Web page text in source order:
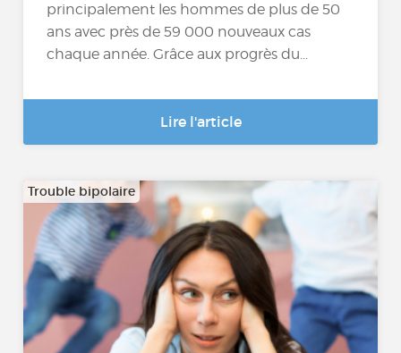
principalement les hommes de plus de 50
ans avec près de 59 000 nouveaux cas
chaque année. Grâce aux progrès du...
Lire l'article
Trouble bipolaire